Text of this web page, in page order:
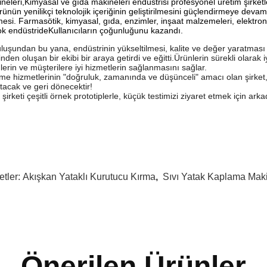
yenilikçi teknolojik içeriğinin geliştirilmesini güçlendirmeye
Farmasötik, kimyasal, gıda, enzimler, inşaat malzemeleri,
endüstrideKullanıcıların çoğunluğunu kazandı.
bu yana, endüstrinin yükseltilmesi, kalite ve değer
oluşan bir ekibi bir araya getirdi ve eğitti.Ürünlerin sürekli
ve müşterilere iyi hizmetlerin sağlanmasını sağlar.
hizmetlerinin "doğruluk, zamanında ve düşünceli" amacı olan
ve geri dönecektir!
şirketi çeşitli örnek prototiplerle, küçük testimizi ziyaret etmek için
Akışkan Yataklı Kurutucu Kırma, Sıvı Yatak Kaplama